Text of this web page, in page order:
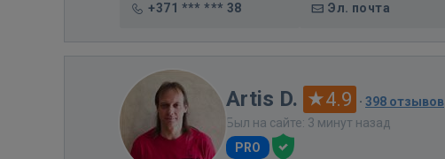
+371 *** *** 38 Эл. почта
Artis D. 4.9 · 398 отзывов
Был на сайте: 3 минут назад
PRO